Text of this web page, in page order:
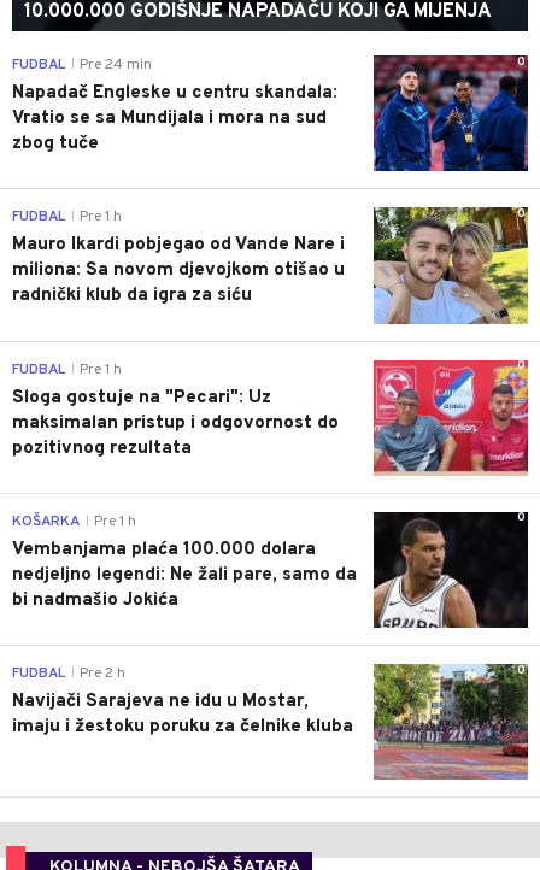
10.000.000 GODIŠNJE NAPADAČU KOJI GA MIJENJA
0
FUDBAL Pre 24 min
Napadač Engleske u centru skandala:
Vratio se sa Mundijala i mora na sud
zbog tuče
0
FUDBAL Pre 1 h
Mauro Ikardi pobjegao od Vande Nare i
miliona: Sa novom djevojkom otišao u
radnički klub da igra za siću
0
FUDBAL Pre 1 h
Sloga gostuje na "Pecari": Uz
maksimalan pristup i odgovornost do
pozitivnog rezultata
0
KOŠARKA Pre 1 h
Vembanjama plaća 100.000 dolara
nedjeljno legendi: Ne žali pare, samo da
bi nadmašio Jokića
0
FUDBAL Pre 2 h
Navijači Sarajeva ne idu u Mostar,
imaju i žestoku poruku za čelnike kluba